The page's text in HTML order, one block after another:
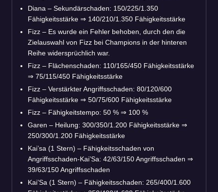
Diana – Sekundärschaden: 150/225/1.350
Fähigkeitsstärke ⇒ 140/210/1.350 Fähigkeitsstärke
Fizz – Es wurde ein Fehler behoben, durch den die
Zielauswahl von Fizz bei Champions in der hinteren
Reihe widersprüchlich war.
Fizz – Flächenschaden: 110/165/450 Fähigkeitsstärke
⇒ 75/115/450 Fähigkeitsstärke
Fizz – Verstärkter Angriffsschaden: 80/120/600
Fähigkeitsstärke ⇒ 50/75/600 Fähigkeitsstärke
Fizz – Fähigkeitstempo: 50 % ⇒ 100 %
Garen – Heilung: 300/350/1.200 Fähigkeitsstärke ⇒
250/300/1.200 Fähigkeitsstärke
Kai’sa (1 Stern) – Fähigkeitsschaden von
Angriffsschaden-Kai’Sa: 42/63/150 Angriffsschaden ⇒
39/63/150 Angriffsschaden
Kai’Sa (1 Stern) – Fähigkeitsschaden: 265/400/1.600